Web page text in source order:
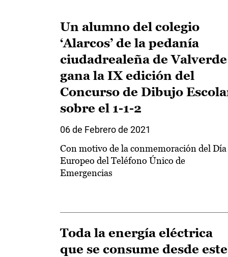
Un alumno del colegio
‘Alarcos’ de la pedanía
ciudadrealeña de Valverde
gana la IX edición del
Concurso de Dibujo
sobre el 1-1-2
06 de Febrero de 2021
Con motivo de la conmemoración del Día
Europeo del Teléfono Único de
Emergencias
Toda la energía eléctrica
que se consume desde este